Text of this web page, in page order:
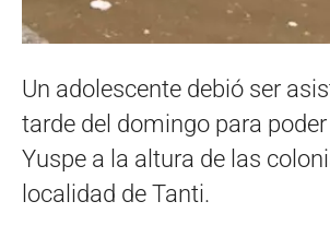
Un adolescente debió ser
tarde del domingo para
Yuspe a la altura de las
localidad de Tanti.